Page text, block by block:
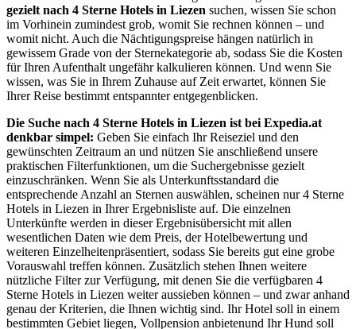
gezielt nach 4 Sterne Hotels in Liezen suchen, wissen Sie schon
im Vorhinein zumindest grob, womit Sie rechnen können – und
womit nicht. Auch die Nächtigungspreise hängen natürlich in
gewissem Grade von der Sternekategorie ab, sodass Sie die Kosten
für Ihren Aufenthalt ungefähr kalkulieren können. Und wenn Sie
wissen, was Sie in Ihrem Zuhause auf Zeit erwartet, können Sie
Ihrer Reise bestimmt entspannter entgegenblicken.
Die Suche nach 4 Sterne Hotels in Liezen ist bei Expedia.at
denkbar simpel: Geben Sie einfach Ihr Reiseziel und den
gewünschten Zeitraum an und nützen Sie anschließend unsere
praktischen Filterfunktionen, um die Suchergebnisse gezielt
einzuschränken. Wenn Sie als Unterkunftsstandard die
entsprechende Anzahl an Sternen auswählen, scheinen nur 4 Sterne
Hotels in Liezen in Ihrer Ergebnisliste auf. Die einzelnen
Unterkünfte werden in dieser Ergebnisübersicht mit allen
wesentlichen Daten wie dem Preis, der Hotelbewertung und
weiteren Einzelheitenpräsentiert, sodass Sie bereits gut eine grobe
Vorauswahl treffen können. Zusätzlich stehen Ihnen weitere
nützliche Filter zur Verfügung, mit denen Sie die verfügbaren 4
Sterne Hotels in Liezen weiter aussieben können – und zwar anhand
genau der Kriterien, die Ihnen wichtig sind. Ihr Hotel soll in einem
bestimmten Gebiet liegen, Vollpension anbietenund Ihr Hund soll